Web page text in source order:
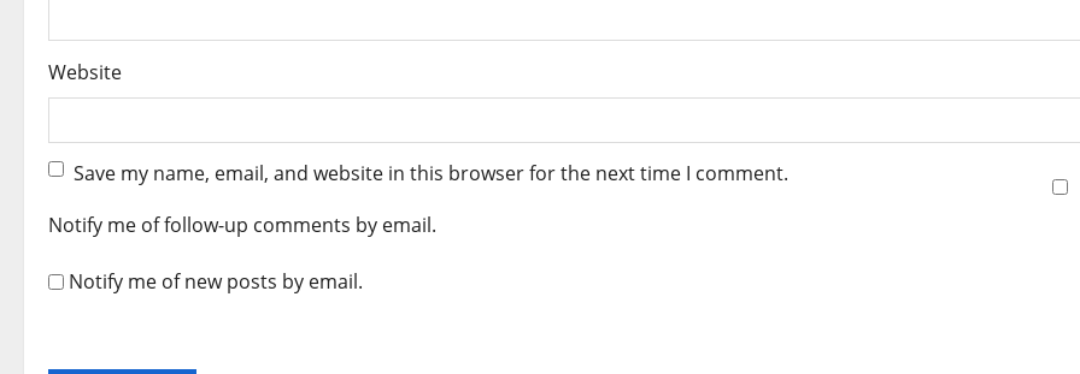
Website
Save my name, email, and website in this browser for the next time I comment.
Notify me of follow-up comments by email.
Notify me of new posts by email.